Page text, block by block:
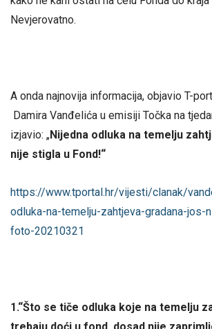
Nevjerovatno.
A onda najnovija informacija, objavio T-
Damira Vanđelića u emisiji Točka na
izjavio: „Nijedna odluka na temelju
nije stigla u Fond!“
https://www.tportal.hr/vijesti/clanak/
odluka-na-temelju-zahtjeva-gradana-jos-
foto-20210321
1.“Što se tiče odluka koje na temelju